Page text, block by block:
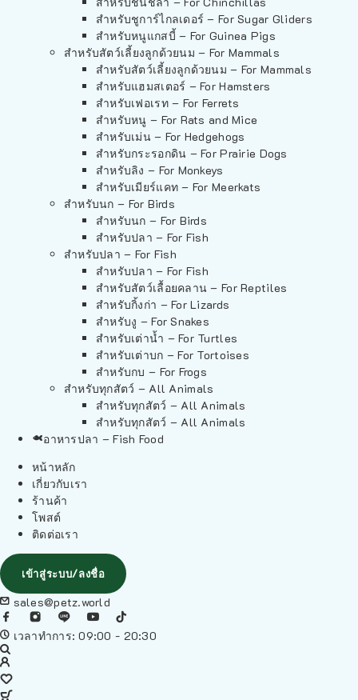
สำหรับชูการ์ไกลเดอร์ – For Sugar Gliders
สำหรับหนูแกสบี้ – For Guinea Pigs
สำหรับสัตว์เลี้ยงลูกด้วยนม – For Mammals
สำหรับสัตว์เลี้ยงลูกด้วยนม – For Mammals
สำหรับแฮมสเตอร์ – For Hamsters
สำหรับเฟอเรท – For Ferrets
สำหรับหนู – For Rats and Mice
สำหรับเม่น – For Hedgehogs
สำหรับกระรอกดิน – For Prairie Dogs
สำหรับลิง – For Monkeys
สำหรับเมียร์แคท – For Meerkats
สำหรับนก – For Birds
สำหรับนก – For Birds
สำหรับปลา – For Fish
สำหรับปลา – For Fish
สำหรับปลา – For Fish
สำหรับสัตว์เลื้อยคลาน – For Reptiles
สำหรับกิ้งก่า – For Lizards
สำหรับงู – For Snakes
สำหรับเต่าน้ำ – For Turtles
สำหรับเต่าบก – For Tortoises
สำหรับกบ – For Frogs
สำหรับทุกสัตว์ – All Animals
สำหรับทุกสัตว์ – All Animals
สำหรับทุกสัตว์ – All Animals
อาหารปลา – Fish Food
หน้าหลัก
เกี่ยวกับเรา
ร้านค้า
โพสต์
ติดต่อเรา
เข้าสู่ระบบ/ลงชื่อ
sales@petz.world
เวลาทำการ: 09:00 - 20:30